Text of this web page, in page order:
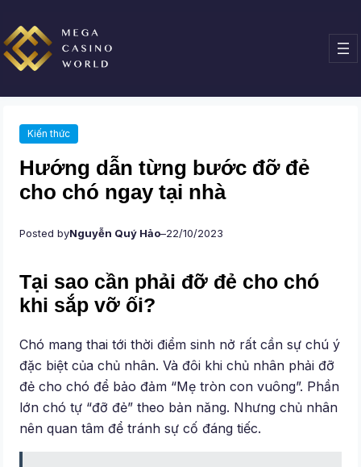
đến
phần
nội
dung
Kiến thức
Hướng dẫn từng bước đỡ đẻ
cho chó ngay tại nhà
Posted byNguyễn Quý Hảo–22/10/2023
Tại sao cần phải đỡ đẻ cho chó
khi sắp vỡ ối?
Chó mang thai tới thời điểm sinh nở rất cần sự chú ý
đặc biệt của chủ nhân. Và đôi khi chủ nhân phải đỡ
đẻ cho chó để bảo đảm “Mẹ tròn con vuông”. Phần
lớn chó tự “đỡ đẻ” theo bản năng. Nhưng chủ nhân
nên quan tâm để tránh sự cố đáng tiếc.